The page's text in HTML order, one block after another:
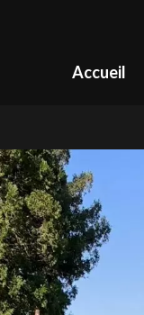
Accueil